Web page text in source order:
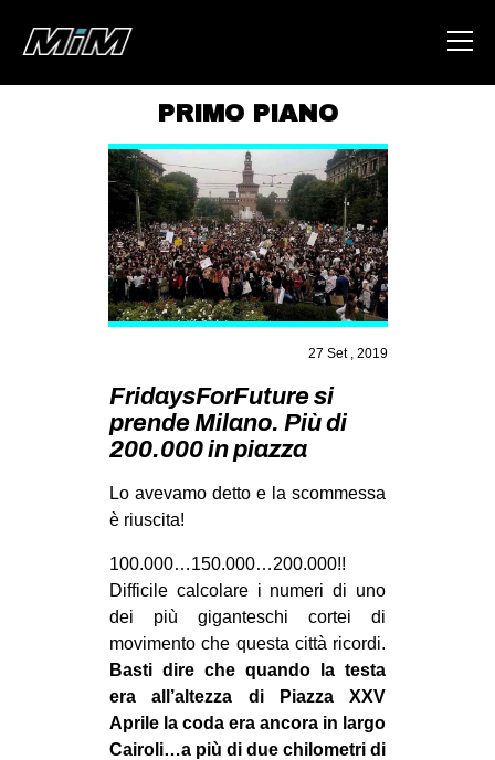
ABOUT
AREA
DEGENERAZIONE
GAZA FREESTYLE
CSOA LAMBRETTA
MSM
STUDENTI TSUNAMI
ZAM
SPAZI
SPORT POPOLARE
MOVIMENTI
AMBIENTE
ANTIFASCISMO
PRIMO PIANO
27 Set , 2019
FridaysForFuture si
prende Milano. Più di
200.000 in piazza
Lo avevamo detto e la scommessa
è riuscita!
100.000…150.000…200.000!!
Difficile calcolare i numeri di uno
dei più giganteschi cortei di
movimento che questa città ricordi.
Basti dire che quando la testa
era all’altezza di Piazza XXV
Aprile la coda era ancora in largo
Cairoli…a più di due chilometri di